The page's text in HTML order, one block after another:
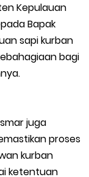
Meranti
Wujudkan
GenRe Riau
Kepulauan
Bapak
sapi kurban
bagi
juga
proses
kurban
ketentuan